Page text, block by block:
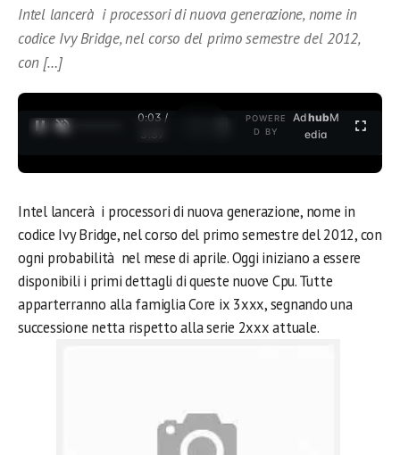
Intel lancerà i processori di nuova generazione, nome in
codice Ivy Bridge, nel corso del primo semestre del 2012,
con […]
0:04 /
3:37
POWERE
D BY
AdhubM
edia
Intel lancerà i processori di nuova generazione, nome in
codice Ivy Bridge, nel corso del primo semestre del 2012, con
ogni probabilità nel mese di aprile. Oggi iniziano a essere
disponibili i primi dettagli di queste nuove Cpu. Tutte
apparterranno alla famiglia Core ix 3xxx, segnando una
successione netta rispetto alla serie 2xxx attuale.